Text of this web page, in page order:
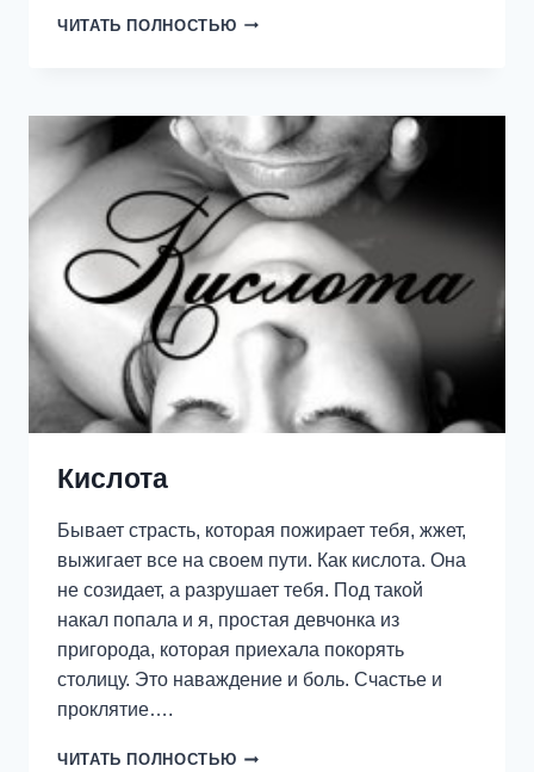
ЧИТАТЬ ПОЛНОСТЬЮ АРАБСКАЯ
Кислота
Бывает страсть, которая пожирает тебя, жжет,
выжигает все на своем пути. Как кислота. Она
не созидает, а разрушает тебя. Под такой
накал попала и я, простая девчонка из
пригорода, которая приехала покорять
столицу. Это наваждение и боль. Счастье и
проклятие….
ЧИТАТЬ ПОЛНОСТЬЮ КИСЛОТА